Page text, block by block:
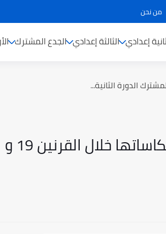
من نحن
إعدادي الثالثة إعدادي الجدع المشترك
الدورة الثانية...
التحولات الكبرى للعالم الرأسمالي و انعكاساتها خلال القرنين 19 و